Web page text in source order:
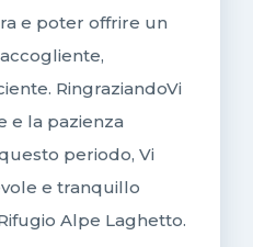
e poter offrire un
RingraziandoVi
e la pazienza
periodo, Vi
e tranquillo
Alpe Laghetto.